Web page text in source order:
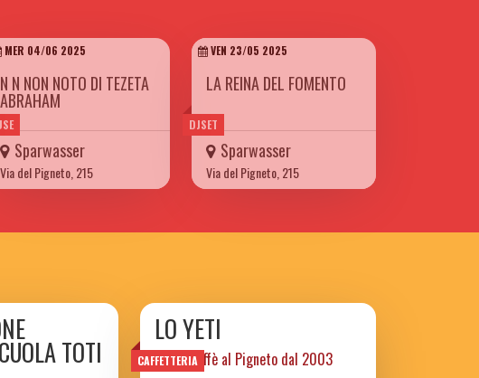
MER 04/06 2025
N N NON NOTO DI TEZETA
ABRAHAM
Sparwasser
Via del Pigneto, 215
DJSET
VEN 23/05 2025
LA REINA DEL FOMENTO
Sparwasser
Via del Pigneto, 215
TOTI CAFFETTERIA
LO YETI
libri e caffè al Pigneto dal 2003